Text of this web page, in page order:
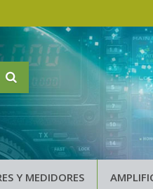
Y MEDIDORES